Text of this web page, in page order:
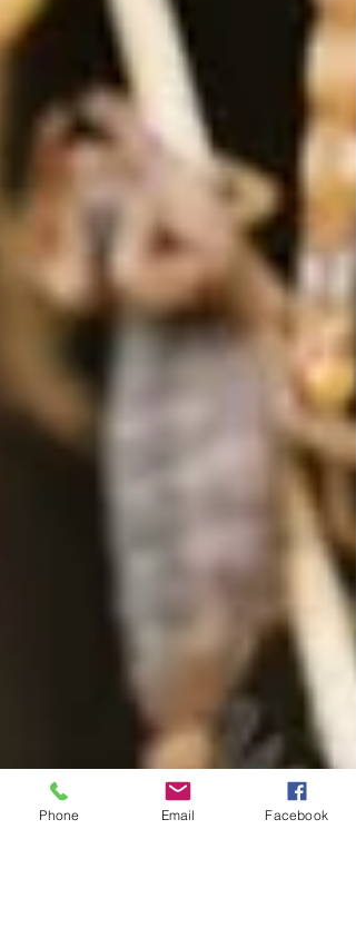
Phone Email Facebook